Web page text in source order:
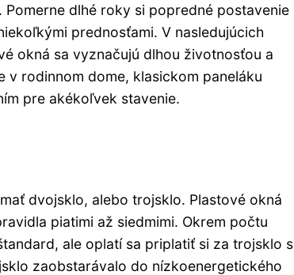
dlhé roky si popredné postavenie
prednosťami. V nasledujúcich
okná sa vyznačujú dlhou životnosťou a
rodinnom dome, klasickom paneláku
pre akékoľvek stavenie.
dvojsklo, alebo trojsklo. Plastové okná
piatimi až siedmimi. Okrem počtu
ale oplatí sa priplatiť si za trojsklo s
zaobstarávalo do nízkoenergetického